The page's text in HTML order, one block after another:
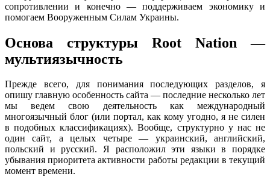
сопротивлении и конечно — поддерживаем экономику и
помогаем Вооруженным Силам Украины.
Основа структуры Root Nation —
мультиязычность
Прежде всего, для понимания последующих разделов, я
опишу главную особенность сайта — последние несколько лет
мы ведем свою деятельность как международный
многоязычный блог (или портал, как кому угодно, я не силен
в подобных классификациях). Вообще, структурно у нас не
один сайт, а целых четыре — украинский, английский,
польский и русский. Я расположил эти языки в порядке
убывания приоритета активности работы редакции в текущий
момент времени.